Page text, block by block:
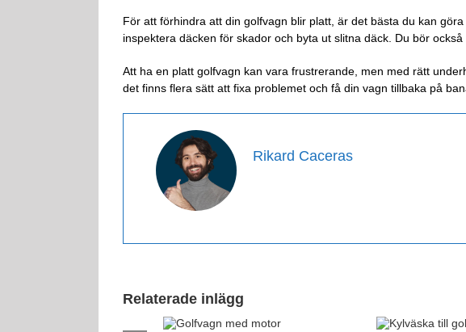
För att förhindra att din golfvagn blir platt, är det bästa du kan
inspektera däcken för skador och byta ut slitna däck. Du bör
Att ha en platt golfvagn kan vara frustrerande, men med rätt
det finns flera sätt att fixa problemet och få din vagn tillbaka på
Rikard Caceras
Relaterade inlägg